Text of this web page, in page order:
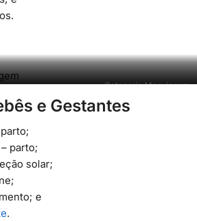
Categoria Maquiagem
e Gestantes
parto;
solar;
e
.